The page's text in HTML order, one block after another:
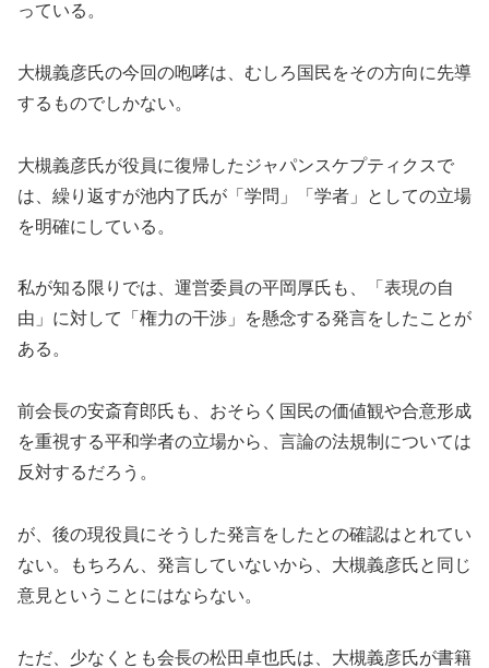
っている。
大槻義彦氏の今回の咆哮は、むしろ国民をその方向に先導
するものでしかない。
大槻義彦氏が役員に復帰したジャパンスケプティクスで
は、繰り返すが池内了氏が「学問」「学者」としての立場
を明確にしている。
私が知る限りでは、運営委員の平岡厚氏も、「表現の自
由」に対して「権力の干渉」を懸念する発言をしたことが
ある。
前会長の安斎育郎氏も、おそらく国民の価値観や合意形成
を重視する平和学者の立場から、言論の法規制については
反対するだろう。
が、後の現役員にそうした発言をしたとの確認はとれてい
ない。もちろん、発言していないから、大槻義彦氏と同じ
意見ということにはならない。
ただ、少なくとも会長の松田卓也氏は、大槻義彦氏が書籍